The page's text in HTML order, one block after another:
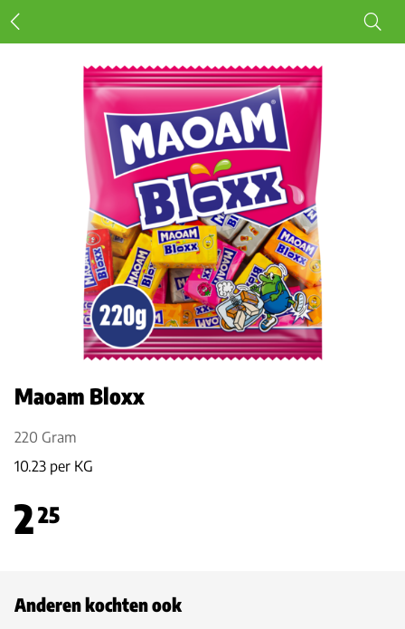
Maoam Bloxx
220 Gram
10.23 per KG
225
Anderen kochten ook